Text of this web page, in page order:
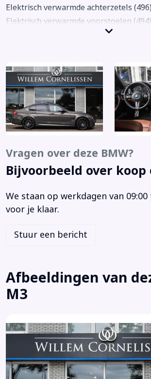
Elektrisch verwarmde achterzetels (496)
Elektrisch verwarmde voorstoelen (494)
Leder Dakota (specifiek voor Model
Panoramadak
Speed Limit Info (8TH)
Achteropkomend verkeer
Adaptief M onderstel incl. 10 mm
demperinstelling (niet i.c.m. 704) (2VF)
Anti Blokkeer Systeem
Anti doorSlip Regeling
Automatisch dimmende binnen- en
Automatische sporttransmissie 8-traps,
Bandenspanningscontrolesysteem
Binnenspiegel automatisch dimmend
Bluetooth telefoonvoorbereiding
Buitenspiegels elektrisch verstel- en
Buitenspiegels in carrosseriekleur
Centrale deurvergrendeling met
Comfort Access (322)
Vragen over deze BMW?
Bijvoorbeeld over koop
We staan op werkdagen van
voor je klaar.
Stuur een bericht
Afbeeldingen van
M3